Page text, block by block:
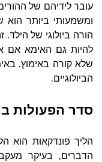
עובר לידיהם של
ומשמעותי ביותר
הורה ביולוגי של הילד.
להיות גם האימא אם
שלא קורה באימוץ.
הביולוגיים.
סדר הפעולות
הליך פונדקאות הוא
הדברים, בעיקר